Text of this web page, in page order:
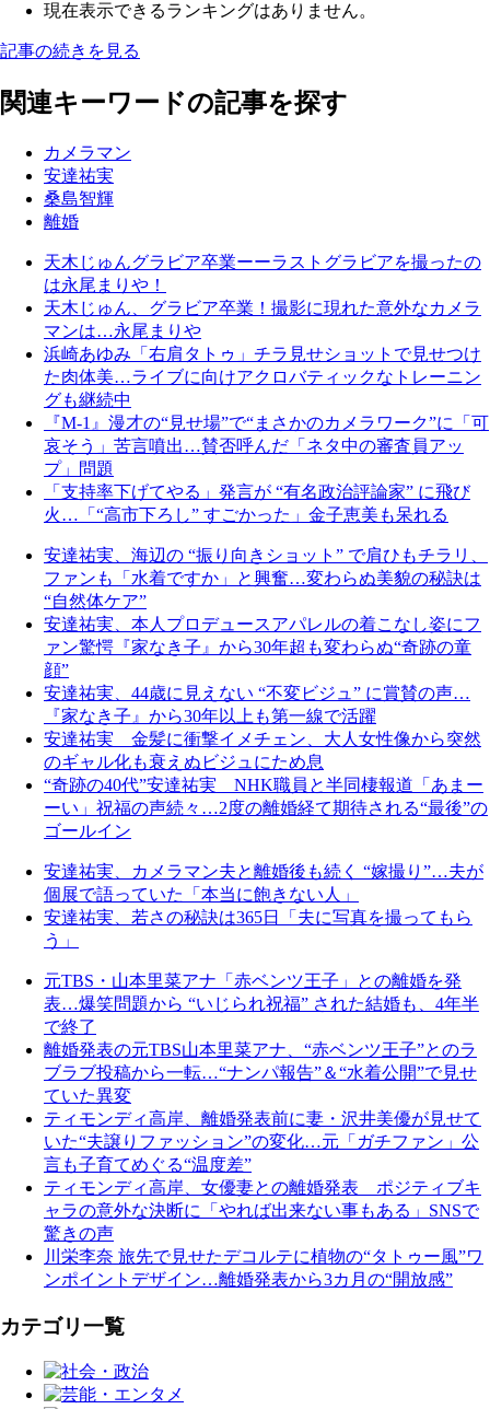
現在表示できるランキングはありません。
記事の続きを見る
関連キーワードの記事を探す
カメラマン
安達祐実
桑島智輝
離婚
天木じゅんグラビア卒業ーーラストグラビアを撮ったの
は永尾まりや！
天木じゅん、グラビア卒業！撮影に現れた意外なカメラ
マンは…永尾まりや
浜崎あゆみ「右肩タトゥ」チラ見せショットで見せつけ
た肉体美…ライブに向けアクロバティックなトレーニン
グも継続中
『M-1』漫才の“見せ場”で“まさかのカメラワーク”に「可
哀そう」苦言噴出…賛否呼んだ「ネタ中の審査員アッ
プ」問題
「支持率下げてやる」発言が “有名政治評論家” に飛び
火…「“高市下ろし” すごかった」金子恵美も呆れる
安達祐実、海辺の “振り向きショット” で肩ひもチラリ、
ファンも「水着ですか」と興奮…変わらぬ美貌の秘訣は
“自然体ケア”
安達祐実、本人プロデュースアパレルの着こなし姿にフ
ァン驚愕『家なき子』から30年超も変わらぬ“奇跡の童
顔”
安達祐実、44歳に見えない “不変ビジュ” に賞賛の声…
『家なき子』から30年以上も第一線で活躍
安達祐実 金髪に衝撃イメチェン、大人女性像から突然
のギャル化も衰えぬビジュにため息
“奇跡の40代”安達祐実 NHK職員と半同棲報道「あまー
ーい」祝福の声続々…2度の離婚経て期待される“最後”の
ゴールイン
安達祐実、カメラマン夫と離婚後も続く “嫁撮り”…夫が
個展で語っていた「本当に飽きない人」
安達祐実、若さの秘訣は365日「夫に写真を撮ってもら
う」
元TBS・山本里菜アナ「赤ベンツ王子」との離婚を発
表…爆笑問題から “いじられ祝福” された結婚も、4年半
で終了
離婚発表の元TBS山本里菜アナ、“赤ベンツ王子”とのラ
ブラブ投稿から一転…“ナンパ報告”＆“水着公開”で見せ
ていた異変
ティモンディ高岸、離婚発表前に妻・沢井美優が見せて
いた“夫譲りファッション”の変化…元「ガチファン」公
言も子育てめぐる“温度差”
ティモンディ高岸、女優妻との離婚発表 ポジティブキ
ャラの意外な決断に「やれば出来ない事もある」SNSで
驚きの声
川栄李奈 旅先で見せたデコルテに植物の“タトゥー風”ワ
ンポイントデザイン…離婚発表から3カ月の“開放感”
カテゴリ一覧